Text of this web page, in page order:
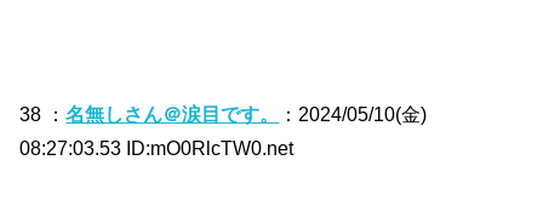
38 ：名無しさん＠涙目です。
：2024/05/10(金)
08:27:03.53 ID:mO0RlcTW0.net